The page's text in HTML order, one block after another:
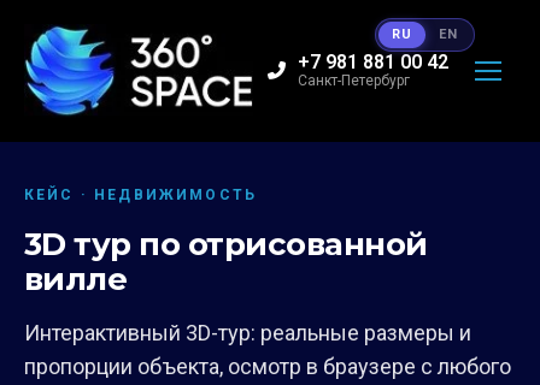
+7 981 881 00 42
Санкт-Петербург
КЕЙС · НЕДВИЖИМОСТЬ
3D тур по отрисованной
вилле
Интерактивный 3D-тур: реальные размеры и
пропорции объекта, осмотр в браузере с любого
RU EN